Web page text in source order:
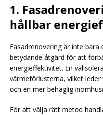
1.
hållbar
Fasadrenovering är inte
betydande åtgärd för att
energieffektivitet. En
värmeförlusterna, vilket
och en mer behaglig
För att välja rätt metod